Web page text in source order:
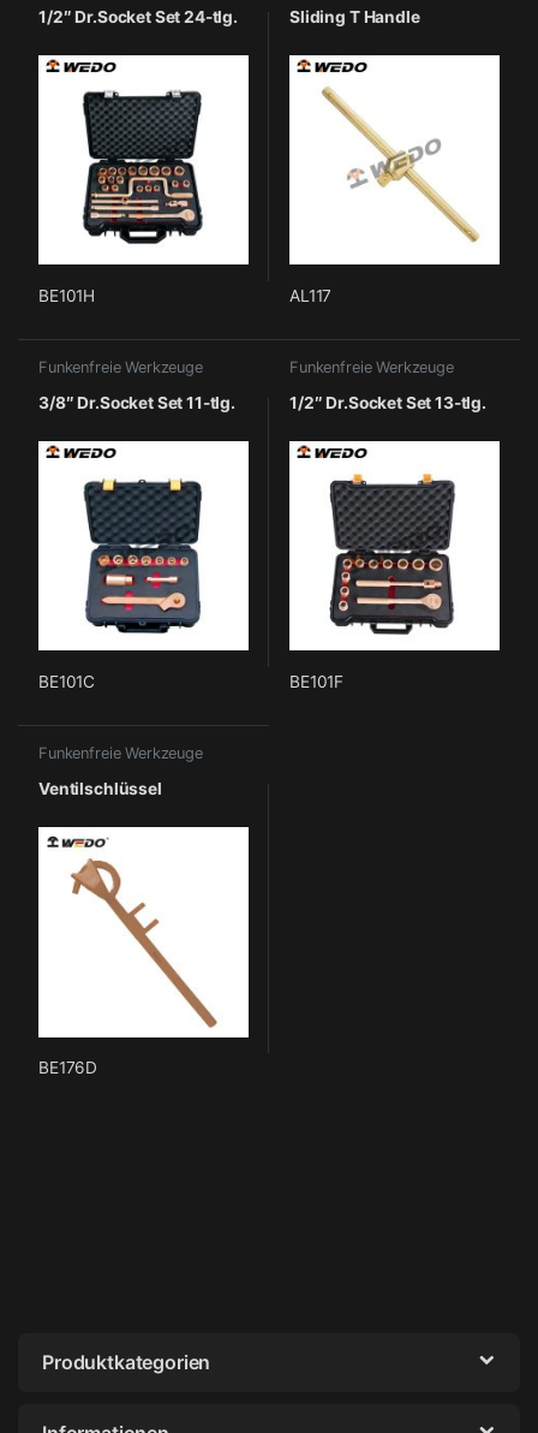
1/2″ Dr.Socket Set 24-tlg.
BE101H
Sliding T Handle
AL117
Funkenfreie Werkzeuge
3/8″ Dr.Socket Set 11-tlg.
BE101C
Funkenfreie Werkzeuge
1/2″ Dr.Socket Set 13-tlg.
BE101F
Funkenfreie Werkzeuge
Ventilschlüssel
BE176D
Produktkategorien